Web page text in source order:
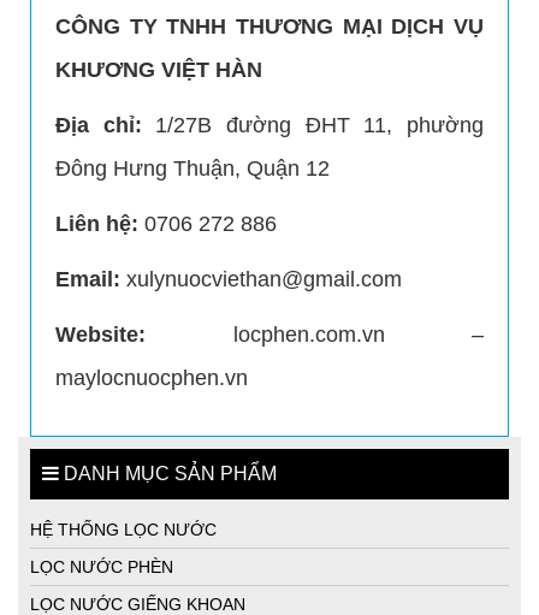
CÔNG TY TNHH THƯƠNG MẠI DỊCH VỤ
KHƯƠNG VIỆT HÀN
Địa chỉ: 1/27B đường ĐHT 11, phường
Đông Hưng Thuận, Quận 12
Liên hệ: 0706 272 886
Email: xulynuocviethan@gmail.com
Website: locphen.com.vn –
maylocnuocphen.vn
DANH MỤC SẢN PHẨM
HỆ THỐNG LỌC NƯỚC
LỌC NƯỚC PHÈN
LỌC NƯỚC GIẾNG KHOAN
Bể lọc nước giếng khoan cho gia đình